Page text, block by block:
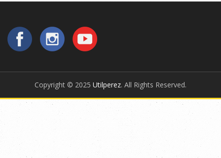
Copyright © 2025 Utilperez. All Rights Reserved.